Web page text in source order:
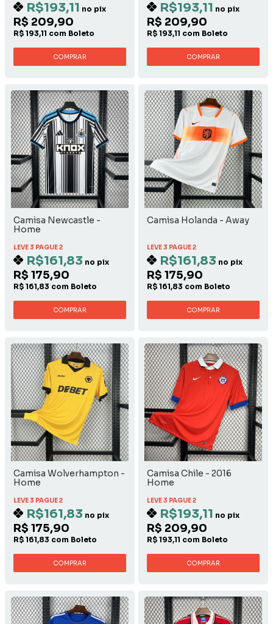
R$193,11 no pix
R$ 209,90
R$ 193,11 com Boleto
COMPRAR
R$193,11 no pix
R$ 209,90
R$ 193,11 com Boleto
COMPRAR
Camisa Newcastle -
Home
LEVE 3 PAGUE 2
R$161,83 no pix
R$ 175,90
R$ 161,83 com Boleto
COMPRAR
Camisa Holanda - Away
LEVE 3 PAGUE 2
R$161,83 no pix
R$ 175,90
R$ 161,83 com Boleto
COMPRAR
Camisa Wolverhampton -
Home
LEVE 3 PAGUE 2
R$161,83 no pix
R$ 175,90
R$ 161,83 com Boleto
COMPRAR
Camisa Chile - 2016
Home
LEVE 3 PAGUE 2
R$193,11 no pix
R$ 209,90
R$ 193,11 com Boleto
COMPRAR